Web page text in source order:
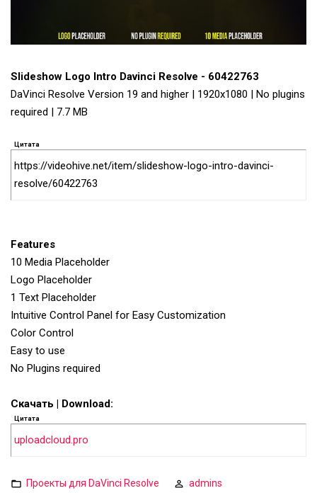
Slideshow Logo Intro Davinci Resolve - 60422763
DaVinci Resolve Version 19 and higher | 1920x1080 | No plugins
required | 7.7 MB
Цитата
https://videohive.net/item/slideshow-logo-intro-davinci-
resolve/60422763
Features
10 Media Placeholder
Logo Placeholder
1 Text Placeholder
Intuitive Control Panel for Easy Customization
Color Control
Easy to use
No Plugins required
Скачать | Download:
Цитата
uploadcloud.pro
Проекты для DaVinci Resolve admins